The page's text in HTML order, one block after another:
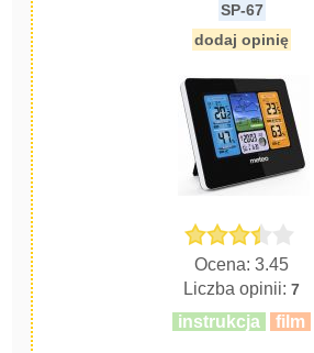
SP-67
dodaj opinię
Ocena: 3.45
Liczba opinii:7
instrukcja film